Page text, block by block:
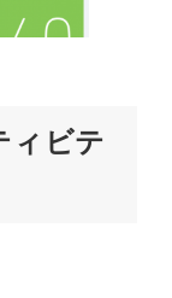
ィビテ